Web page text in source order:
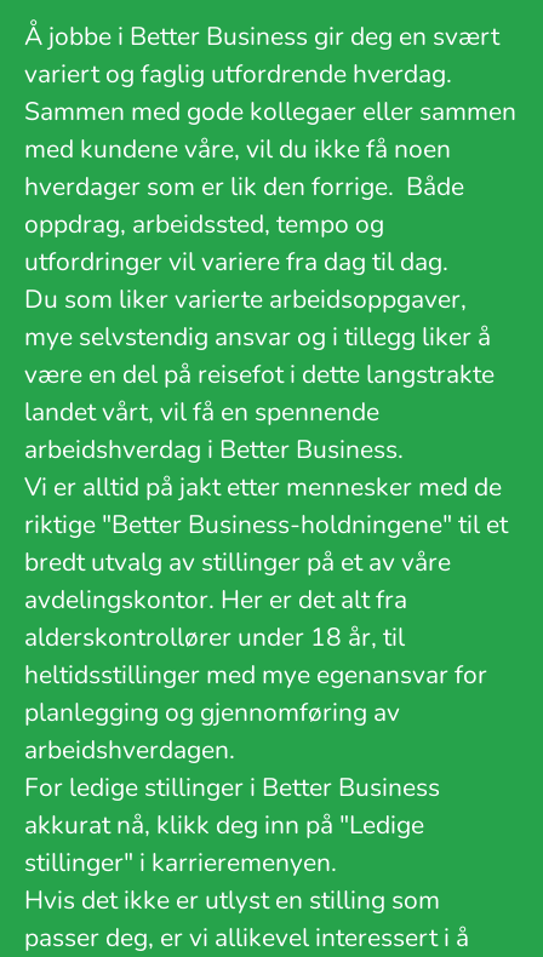
Å jobbe i Better Business gir deg en svært
variert og faglig utfordrende hverdag.
Sammen med gode kollegaer eller sammen
med kundene våre, vil du ikke få noen
hverdager som er lik den forrige. Både
oppdrag, arbeidssted, tempo og
utfordringer vil variere fra dag til dag.
Du som liker varierte arbeidsoppgaver,
mye selvstendig ansvar og i tillegg liker å
være en del på reisefot i dette langstrakte
landet vårt, vil få en spennende
arbeidshverdag i Better Business.
Vi er alltid på jakt etter mennesker med de
riktige "Better Business-holdningene" til et
bredt utvalg av stillinger på et av våre
avdelingskontor. Her er det alt fra
alderskontrollører under 18 år, til
heltidsstillinger med mye egenansvar for
planlegging og gjennomføring av
arbeidshverdagen.
For ledige stillinger i Better Business
akkurat nå, klikk deg inn på "Ledige
stillinger" i karrieremenyen.
Hvis det ikke er utlyst en stilling som
passer deg, er vi allikevel interessert i å